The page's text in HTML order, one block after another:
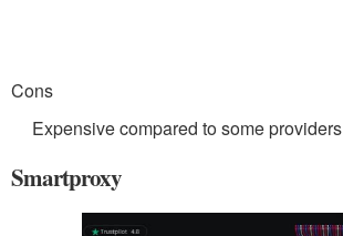
Cons
Expensive compared to some providers
Smartproxy